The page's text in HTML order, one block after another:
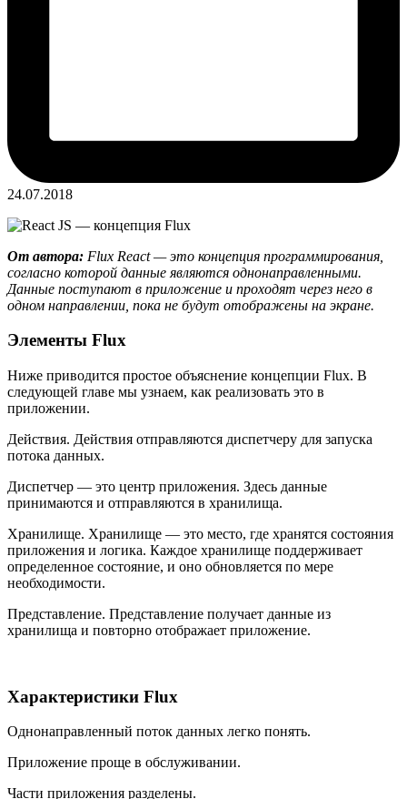
24.07.2018
От автора: Flux React — это концепция программирования,
согласно которой данные являются однонаправленными.
Данные поступают в приложение и проходят через него в
одном направлении, пока не будут отображены на экране.
Элементы Flux
Ниже приводится простое объяснение концепции Flux. В
следующей главе мы узнаем, как реализовать это в
приложении.
Действия. Действия отправляются диспетчеру для запуска
потока данных.
Диспетчер — это центр приложения. Здесь данные
принимаются и отправляются в хранилища.
Хранилище. Хранилище — это место, где хранятся состояния
приложения и логика. Каждое хранилище поддерживает
определенное состояние, и оно обновляется по мере
необходимости.
Представление. Представление получает данные из
хранилища и повторно отображает приложение.
Характеристики Flux
Однонаправленный поток данных легко понять.
Приложение проще в обслуживании.
Части приложения разделены.